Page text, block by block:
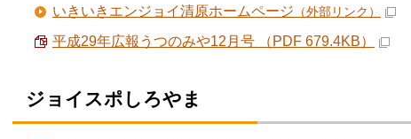
いきいきエンジョイ清原ホームページ （外部リンク）
平成29年広報うつのみや12月号 （PDF 679.4KB）
ジョイスポしろやま